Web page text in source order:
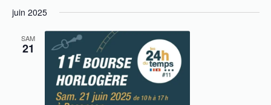
juin 2025
SAM
21